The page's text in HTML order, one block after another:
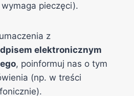
pieczęci).
z
elektronicznym
, poinformuj nas o tym
(np. w treści